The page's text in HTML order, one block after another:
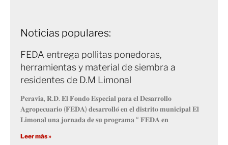
Noticias populares:
FEDA entrega pollitas ponedoras,
herramientas y material de siembra a
residentes de D.M Limonal
𝐏𝐞𝐫𝐚𝐯𝐢𝐚, 𝐑.𝐃. 𝐄𝐥 𝐅𝐨𝐧𝐝𝐨 𝐄𝐬𝐩𝐞𝐜𝐢𝐚𝐥 𝐩𝐚𝐫𝐚 𝐞𝐥 𝐃𝐞𝐬𝐚𝐫𝐫𝐨𝐥𝐥𝐨
𝐀𝐠𝐫𝐨𝐩𝐞𝐜𝐮𝐚𝐫𝐢𝐨 (𝐅𝐄𝐃𝐀) 𝐝𝐞𝐬𝐚𝐫𝐫𝐨𝐥𝐥𝐨́ 𝐞𝐧 𝐞𝐥 𝐝𝐢𝐬𝐭𝐫𝐢𝐭𝐨 𝐦𝐮𝐧𝐢𝐜𝐢𝐩𝐚𝐥 𝐄𝐥
𝐋𝐢𝐦𝐨𝐧𝐚𝐥 𝐮𝐧𝐚 𝐣𝐨𝐫𝐧𝐚𝐝𝐚 𝐝𝐞 𝐬𝐮 𝐩𝐫𝐨𝐠𝐫𝐚𝐦𝐚 “ 𝐅𝐄𝐃𝐀 𝐞𝐧
Leer más »